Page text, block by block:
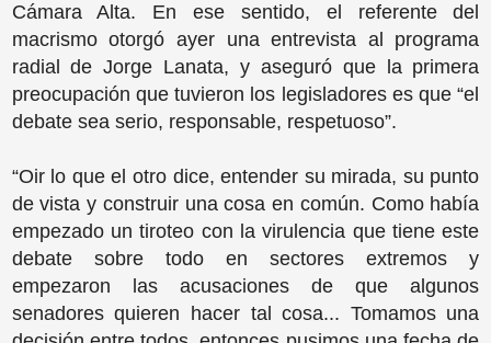
Cámara Alta. En ese sentido, el referente del
macrismo otorgó ayer una entrevista al programa
radial de Jorge Lanata, y aseguró que la primera
preocupación que tuvieron los legisladores es que “el
debate sea serio, responsable, respetuoso”.
“Oir lo que el otro dice, entender su mirada, su punto
de vista y construir una cosa en común. Como había
empezado un tiroteo con la virulencia que tiene este
debate sobre todo en sectores extremos y
empezaron las acusaciones de que algunos
senadores quieren hacer tal cosa... Tomamos una